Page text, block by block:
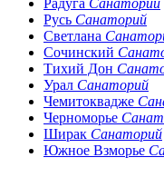
Радуга Санаторий
Русь Санаторий
Светлана
Сочинский
Тихий Дон
Урал Санаторий
Чемитоквадже
Черноморье
Ширак Санаторий
Южное Взморье